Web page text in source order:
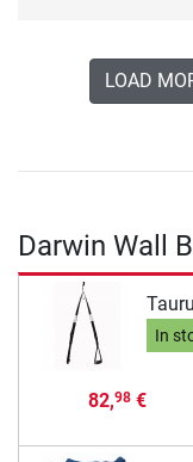
LOAD
Darwin Wall
In
82,98€